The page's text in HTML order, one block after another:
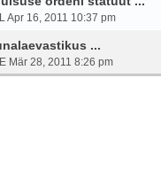
L Apr 16, 2011 10:37 pm
...
E Mär 28, 2011 8:26 pm